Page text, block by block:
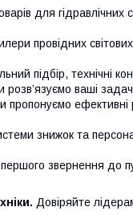
для гідравлічних
провідних
підбір, технічні
ваші
пропонуємо ефективні
знижок та
звернення до
Довіряйте